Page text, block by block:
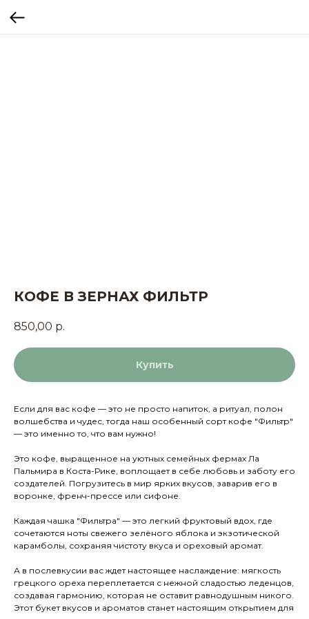
КОФЕ В ЗЕРНАХ ФИЛЬТР
850,00 р.
Купить
Если для вас кофе — это не просто напиток, а ритуал, полон
волшебства и чудес, тогда наш особенный сорт кофе "Фильтр"
— это именно то, что вам нужно!
Это кофе, выращенное на уютных семейных фермах Ла
Пальмира в Коста-Рике, воплощает в себе любовь и заботу его
создателей. Погрузитесь в мир ярких вкусов, заварив его в
воронке, френч-прессе или сифоне.
Каждая чашка "Фильтра" — это легкий фруктовый вдох, где
сочетаются ноты свежего зелёного яблока и экзотической
карамболы, сохраняя чистоту вкуса и ореховый аромат.
А в послевкусии вас ждет настоящее наслаждение: мягкость
грецкого ореха переплетается с нежной сладостью леденцов,
создавая гармонию, которая не оставит равнодушным никого.
Этот букет вкусов и ароматов станет настоящим открытием для